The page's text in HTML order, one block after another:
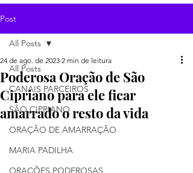
Post
All Posts
CANAIS PARCEIROS
SÃO CIPRIANO
ORAÇÃO DE AMARRAÇÃO
MARIA PADILHA
ORAÇÕES PODEROSAS
All Posts
Poderosa Oração de São
Cipriano para ele ficar
amarrado o resto da vida
24 de ago. de 2023 2 min de leitura